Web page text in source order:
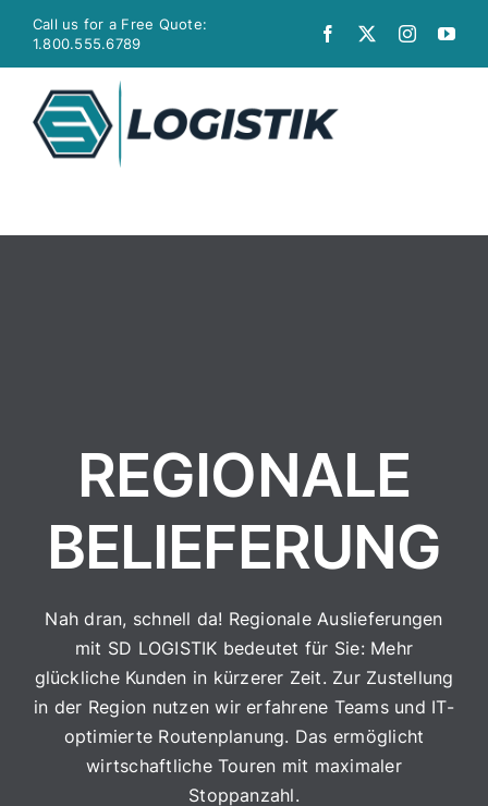
Inhalt
springen
Call us for a Free Quote:
1.800.555.6789
REGIONALE
BELIEFERUNG
Nah dran, schnell da! Regionale Auslieferungen
mit SD LOGISTIK bedeutet für Sie: Mehr
glückliche Kunden in kürzerer Zeit. Zur Zustellung
in der Region nutzen wir erfahrene Teams und IT-
optimierte Routenplanung. Das ermöglicht
wirtschaftliche Touren mit maximaler
Stoppanzahl.